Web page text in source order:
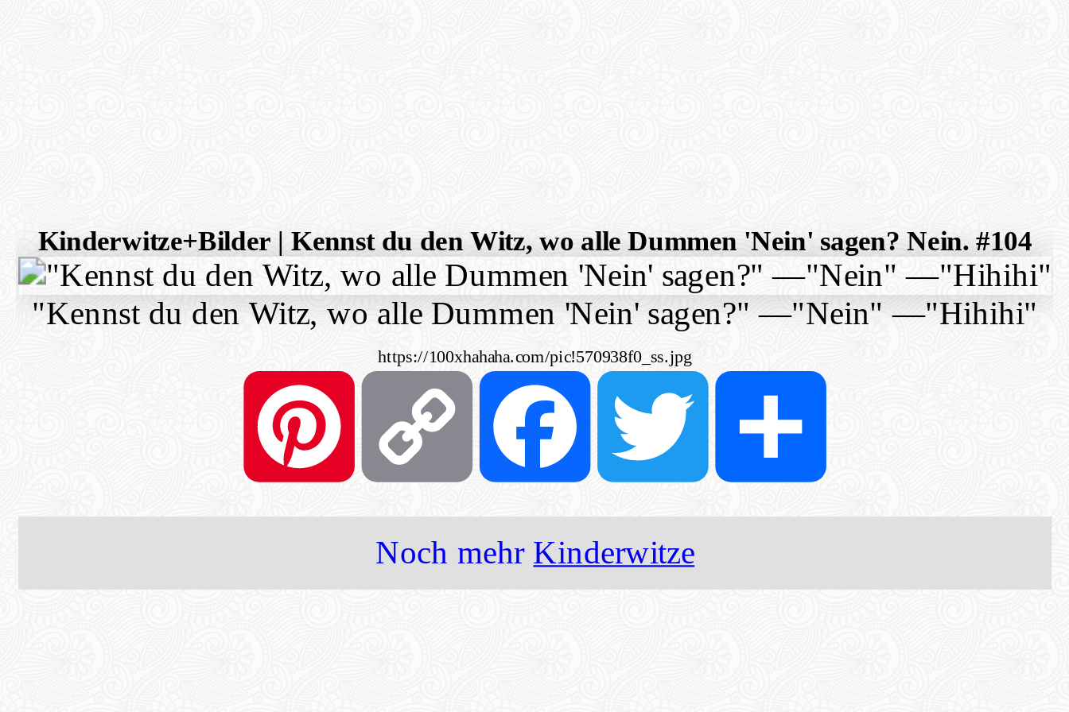
Kinderwitze+Bilder | Kennst du den Witz, wo alle Dummen 'Nein' sagen? Nein. #104
"Kennst du den Witz, wo alle Dummen 'Nein' sagen?"—"Nein"—"Hihihi"
https://100xhahaha.com/pic!570938f0_ss.jpg
PinterestCopy
Link
FacebookTwitter Share
Noch mehr Kinderwitze